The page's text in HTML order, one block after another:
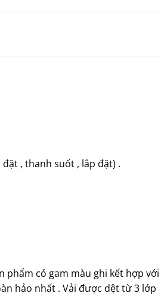
, thanh suốt , lắp đặt) .
phẩm có gam màu ghi kết hợp với
hảo nhất . Vải được dệt từ 3 lớp